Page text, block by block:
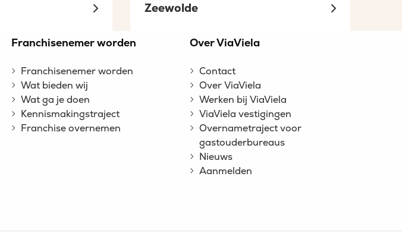
Zeewolde
Franchisenemer worden
Franchisenemer worden
Wat bieden wij
Wat ga je doen
Kennismakingstraject
Franchise overnemen
Over ViaViela
Contact
Over ViaViela
Werken bij ViaViela
ViaViela vestigingen
Overnametraject voor
gastouderbureaus
Nieuws
Aanmelden